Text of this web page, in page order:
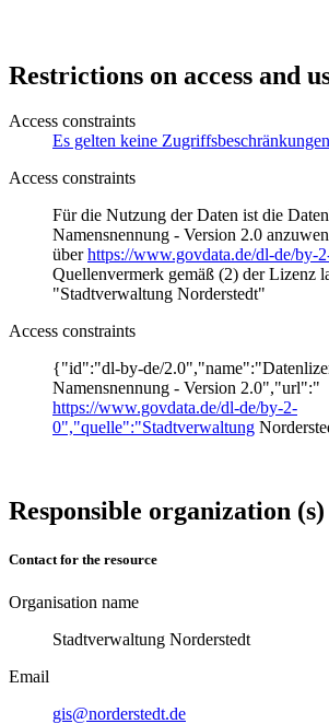
Restrictions on access and
Access constraints
Es gelten keine Zugriffsbeschränkungen
Access constraints
Für die Nutzung der Daten ist die
Namensnennung - Version 2.0
überhttps://www.govdata.de/dl-de/by-
Quellenvermerk gemäß (2) der Lizenz
"Stadtverwaltung Norderstedt"
Access constraints
{"id":"dl-by-de/
Namensnennung - Version 2.0","url":"
https://www.govdata.de/dl-de/by-2-
0","quelle":"Stadtverwaltung
Responsible organization (s)
Contact for the resource
Organisation name
Stadtverwaltung Norderstedt
Email
gis@norderstedt.de